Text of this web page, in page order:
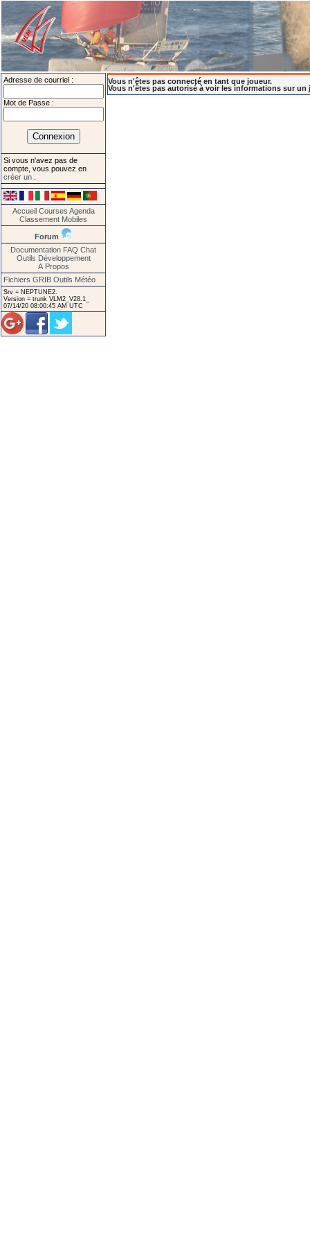
Adresse de courriel :
Mot de Passe :
Si vous n'avez pas de
compte, vous pouvez en
créer un
Accueil Courses Agenda
Classement Mobiles
Forum
Documentation FAQ Chat
Outils Développement
A Propos
Fichiers GRIB Outils Météo
Srv = NEPTUNE2.
Version = trunk VLM2_V28.1_
07/14/20 08:00:45 AM UTC
Vous n'êtes pas connecté en tant que joueur.
Vous n'êtes pas autorisé à voir les informations sur un